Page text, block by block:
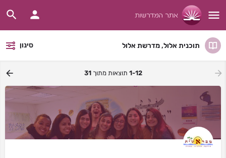
תוכנית אלול, מדרשת אלול סינון
1-12 תוצאות מתוך31